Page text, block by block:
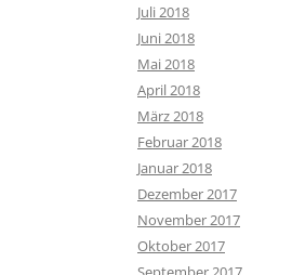
Juli 2018
Juni 2018
Mai 2018
April 2018
März 2018
Februar 2018
Januar 2018
Dezember 2017
November 2017
Oktober 2017